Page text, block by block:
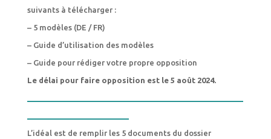
suivants à télécharger :
– 5 modèles (DE / FR)
– Guide d’utilisation des modèles
– Guide pour rédiger votre propre opposition
Le délai pour faire opposition est le 5 août 2024.
L’idéal est de remplir les 5 documents du dossier